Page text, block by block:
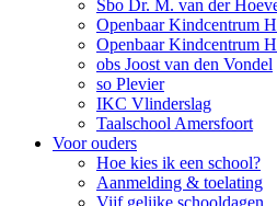
Sbo Dr. M. van der
Openbaar Kindcentrum
Openbaar Kindcentrum
obs Joost van den Vondel
so Plevier
IKC Vlinderslag
Taalschool Amersfoort
Voor ouders
Hoe kies ik een school?
Aanmelding & toelating
Vijf gelijke schooldagen